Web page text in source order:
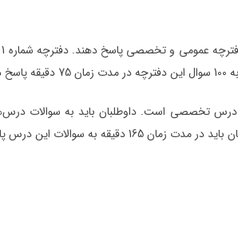
دفترچه شماره 2 یا دفترچه تخصصی شامل 8 درس تخصصی است.